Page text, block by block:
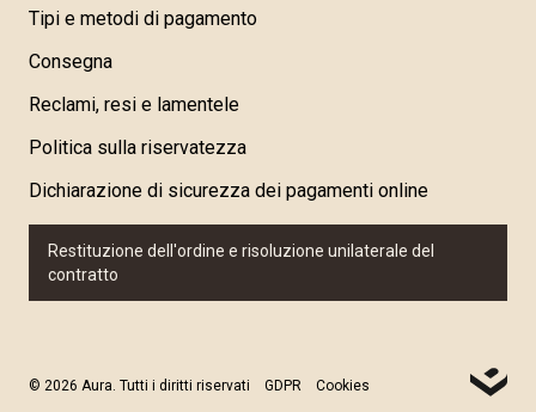
Tipi e metodi di pagamento
Consegna
Reclami, resi e lamentele
Politica sulla riservatezza
Dichiarazione di sicurezza dei pagamenti online
Restituzione dell'ordine e risoluzione unilaterale del
contratto
© 2026 Aura. Tutti i diritti riservati GDPR Cookies